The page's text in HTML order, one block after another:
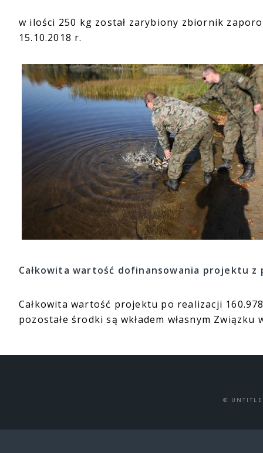
w ilości 250 kg został zarybiony zbiornik
15.10.2018 r.
Całkowita wartość dofinansowania projektu z
Całkowita wartość projektu po realizacji
pozostałe środki są wkładem własnym
©